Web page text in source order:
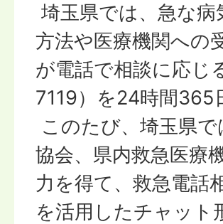
埼玉県では、急な
方法や医療機関への
が電話で相談に応じ
7119）を24時間365
このたび、埼玉県
協会、県内救急医療
力を得て、救急電話
を活用したチャット